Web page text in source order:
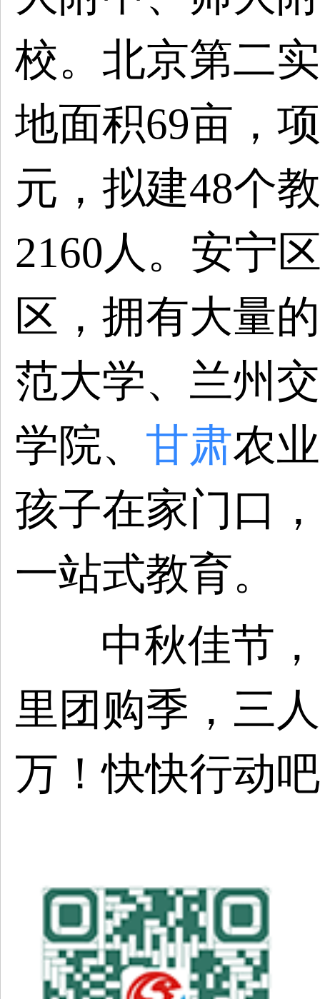
校。北京第二
地面积69亩，
元，拟建48个
2160人。安宁
区，拥有大量
范大学、兰州
学院、 甘肃农
孩子在家门口
一站式教育。
中秋佳节
里团购季，三
万！快快行动